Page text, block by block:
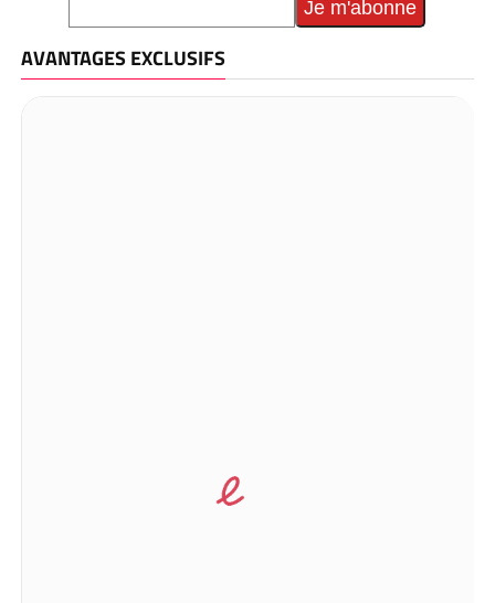
AVANTAGES EXCLUSIFS